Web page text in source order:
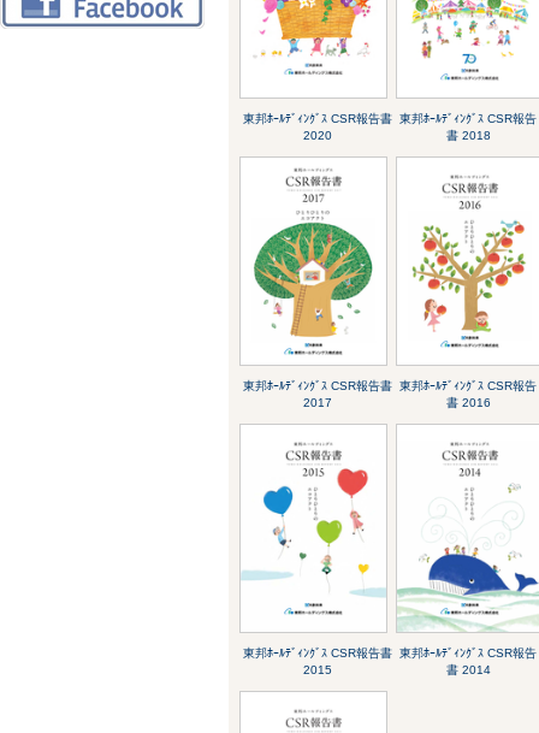
東邦ﾎｰﾙﾃﾞｨﾝｸﾞｽ CSR報告書
2020
東邦ﾎｰﾙﾃﾞｨﾝｸﾞｽ CSR報告
書 2018
東邦ﾎｰﾙﾃﾞｨﾝｸﾞｽ CSR報告書
2017
東邦ﾎｰﾙﾃﾞｨﾝｸﾞｽ CSR報告
書 2016
東邦ﾎｰﾙﾃﾞｨﾝｸﾞｽ CSR報告書
2015
東邦ﾎｰﾙﾃﾞｨﾝｸﾞｽ CSR報告
書 2014